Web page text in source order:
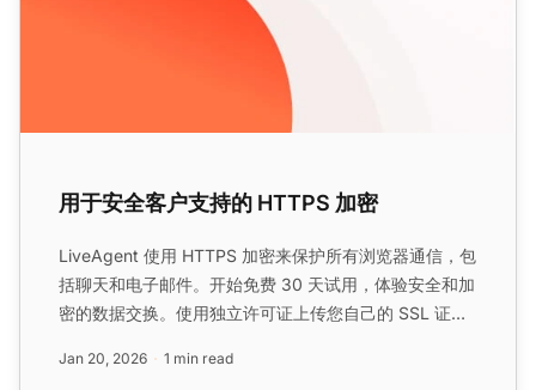
用于安全客户支持的 HTTPS 加密
LiveAgent 使用 HTTPS 加密来保护所有浏览器通信，包
括聊天和电子邮件。开始免费 30 天试用，体验安全和加
密的数据交换。使用独立许可证上传您自己的 SSL 证
Jan 20, 2026 1 min read